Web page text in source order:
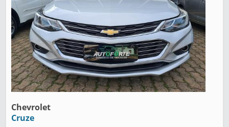
Chevrolet
Cruze